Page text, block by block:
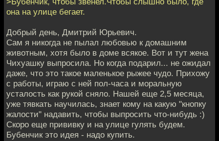
она на улице бегает.
Добрый день, Дмитрий Юрьевич.
Сам я никогда не пылал любовью к домашним
животным, хотя было в доме всякое. Вот и тут жена
Чихуашку выпросила. Но когда подарил... не ожидал
даже, что это такое маленькое рыжее чудо. Прихожу
с работы, играю с ней пол-часа и моральную
усталость как рукой сняло. Нашей еще 2,5 месяца,
уже тявкать научилась, знает кому на какую "кнопку
жалости" надавить, чтобы выпросить что-нибудь :)
Скоро еще прививку и на улице гулять будем.
Бубенчик это идея - надо купить.